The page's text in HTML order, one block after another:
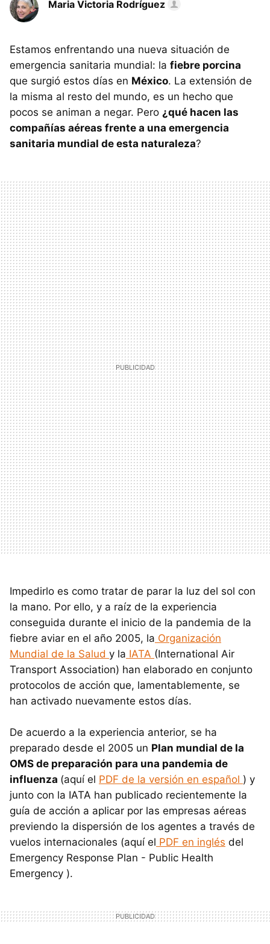
Maria Victoria Rodríguez
Estamos enfrentando una nueva situación de
emergencia sanitaria mundial: la fiebre porcina
que surgió estos días en México. La extensión de
la misma al resto del mundo, es un hecho que
pocos se animan a negar. Pero ¿qué hacen las
compañías aéreas frente a una emergencia
sanitaria mundial de esta naturaleza?
Impedirlo es como tratar de parar la luz del sol con
la mano. Por ello, y a raíz de la experiencia
conseguida durante el inicio de la pandemia de la
fiebre aviar en el año 2005, la Organización
Mundial de la Salud y la IATA (International Air
Transport Association) han elaborado en conjunto
protocolos de acción que, lamentablemente, se
han activado nuevamente estos días.
De acuerdo a la experiencia anterior, se ha
preparado desde el 2005 un Plan mundial de la
OMS de preparación para una pandemia de
influenza (aquí el PDF de la versión en español ) y
junto con la IATA han publicado recientemente la
guía de acción a aplicar por las empresas aéreas
previendo la dispersión de los agentes a través de
vuelos internacionales (aquí el PDF en inglés del
Emergency Response Plan - Public Health
Emergency ).